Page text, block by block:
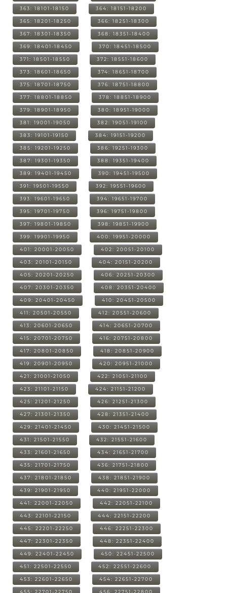
363: 18101-18150 364: 18151-18200
365: 18201-18250 366: 18251-18300
367: 18301-18350 368: 18351-18400
369: 18401-18450 370: 18451-18500
371: 18501-18550 372: 18551-18600
373: 18601-18650 374: 18651-18700
375: 18701-18750 376: 18751-18800
377: 18801-18850 378: 18851-18900
379: 18901-18950 380: 18951-19000
381: 19001-19050 382: 19051-19100
383: 19101-19150 384: 19151-19200
385: 19201-19250 386: 19251-19300
387: 19301-19350 388: 19351-19400
389: 19401-19450 390: 19451-19500
391: 19501-19550 392: 19551-19600
393: 19601-19650 394: 19651-19700
395: 19701-19750 396: 19751-19800
397: 19801-19850 398: 19851-19900
399: 19901-19950 400: 19951-20000
401: 20001-20050 402: 20051-20100
403: 20101-20150 404: 20151-20200
405: 20201-20250 406: 20251-20300
407: 20301-20350 408: 20351-20400
409: 20401-20450 410: 20451-20500
411: 20501-20550 412: 20551-20600
413: 20601-20650 414: 20651-20700
415: 20701-20750 416: 20751-20800
417: 20801-20850 418: 20851-20900
419: 20901-20950 420: 20951-21000
421: 21001-21050 422: 21051-21100
423: 21101-21150 424: 21151-21200
425: 21201-21250 426: 21251-21300
427: 21301-21350 428: 21351-21400
429: 21401-21450 430: 21451-21500
431: 21501-21550 432: 21551-21600
433: 21601-21650 434: 21651-21700
435: 21701-21750 436: 21751-21800
437: 21801-21850 438: 21851-21900
439: 21901-21950 440: 21951-22000
441: 22001-22050 442: 22051-22100
443: 22101-22150 444: 22151-22200
445: 22201-22250 446: 22251-22300
447: 22301-22350 448: 22351-22400
449: 22401-22450 450: 22451-22500
451: 22501-22550 452: 22551-22600
453: 22601-22650 454: 22651-22700
455: 22701-22750 456: 22751-22800